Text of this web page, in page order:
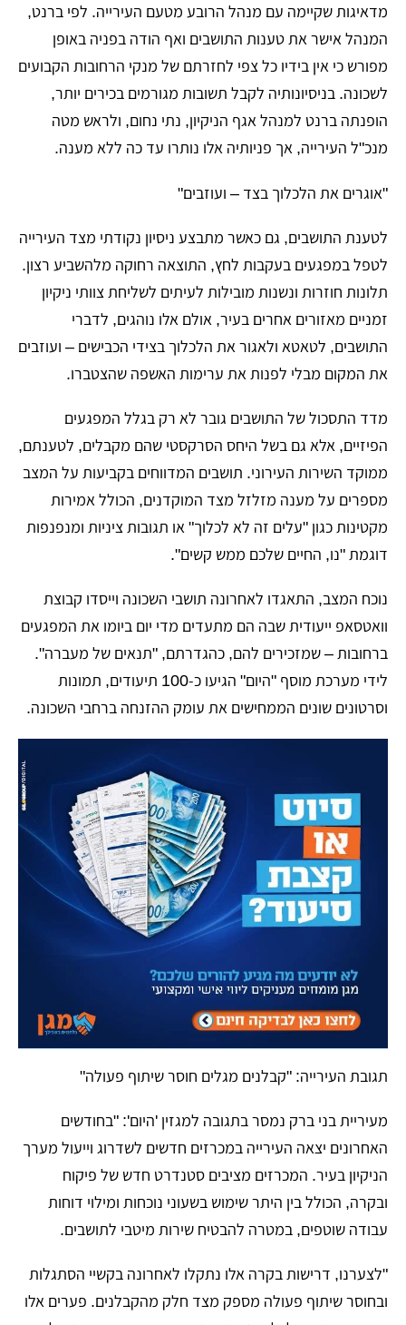
מדאיגות שקיימה עם מנהל הרובע מטעם העירייה. לפי ברנט,
המנהל אישר את טענות התושבים ואף הודה בפניה באופן
מפורש כי אין בידיו כל צפי לחזרתם של מנקי הרחובות הקבועים
לשכונה. בניסיונותיה לקבל תשובות מגורמים בכירים יותר,
הופנתה ברנט למנהל אגף הניקיון, נתי נחום, ולראש מטה
מנכ"ל העירייה, אך פניותיה אלו נותרו עד כה ללא מענה.
"אוגרים את הלכלוך בצד – ועוזבים"
לטענת התושבים, גם כאשר מתבצע ניסיון נקודתי מצד העירייה
לטפל במפגעים בעקבות לחץ, התוצאה רחוקה מלהשביע רצון.
תלונות חוזרות ונשנות מובילות לעיתים לשליחת צוותי ניקיון
זמניים מאזורים אחרים בעיר, אולם אלו נוהגים, לדברי
התושבים, לטאטא ולאגור את הלכלוך בצידי הכבישים – ועוזבים
את המקום מבלי לפנות את ערימות האשפה שהצטברו.
מדד התסכול של התושבים גובר לא רק בגלל המפגעים
הפיזיים, אלא גם בשל היחס הסרקסטי שהם מקבלים, לטענתם,
ממוקד השירות העירוני. תושבים המדווחים בקביעות על המצב
מספרים על מענה מזלזל מצד המוקדנים, הכולל אמירות
מקטינות כגון "עלים זה לא לכלוך" או תגובות ציניות ומנפנפות
דוגמת "נו, החיים שלכם ממש קשים".
נוכח המצב, התאגדו לאחרונה תושבי השכונה וייסדו קבוצת
וואטסאפ ייעודית שבה הם מתעדים מדי יום ביומו את המפגעים
ברחובות – שמזכירים להם, כהגדרתם, "תנאים של מעברה".
לידי מערכת מוסף "היום" הגיעו כ-100 תיעודים, תמונות
וסרטונים שונים הממחישים את עומק ההזנחה ברחבי השכונה.
תגובת העירייה: "קבלנים מגלים חוסר שיתוף פעולה"
מעיריית בני ברק נמסר בתגובה למגזין 'היום': "בחודשים
האחרונים יצאה העירייה במכרזים חדשים לשדרוג וייעול מערך
הניקיון בעיר. המכרזים מציבים סטנדרט חדש של פיקוח
ובקרה, הכולל בין היתר שימוש בשעוני נוכחות ומילוי דוחות
עבודה שוטפים, במטרה להבטיח שירות מיטבי לתושבים.
"לצערנו, דרישות בקרה אלו נתקלו לאחרונה בקשיי הסתגלות
ובחוסר שיתוף פעולה מספק מצד חלק מהקבלנים. פערים אלו